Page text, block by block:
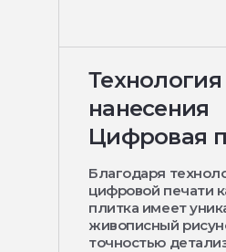
Технология
нанесения
Цифровая
Благодаря
цифровой печати
плитка имеет
живописный
точностью